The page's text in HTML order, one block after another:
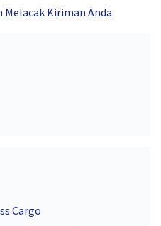
Melacak Kiriman Anda
Cargo